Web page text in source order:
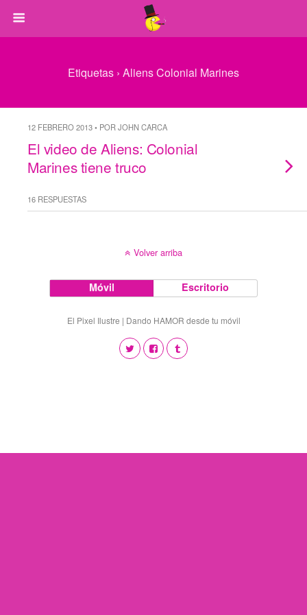
Etiquetas › Aliens Colonial Marines
12 FEBRERO 2013 • POR JOHN CARCA
El video de Aliens: Colonial
Marines tiene truco
16 RESPUESTAS
Volver arriba
Móvil Escritorio
El Pixel Ilustre | Dando HAMOR desde tu móvil